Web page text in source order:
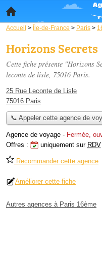
Accueil > Île-de-France > Paris >
Horizons Secrets
Cette fiche présente "Horizons
leconte de lisle, 75016 Paris.
25 Rue Leconte de Lisle
75016 Paris
📞 Appeler cette agence de
Agence de voyage - Fermée,
Offres :
uniquement sur RDV
Recommander cette agence
Améliorer cette fiche
Autres agences à Paris 16ème